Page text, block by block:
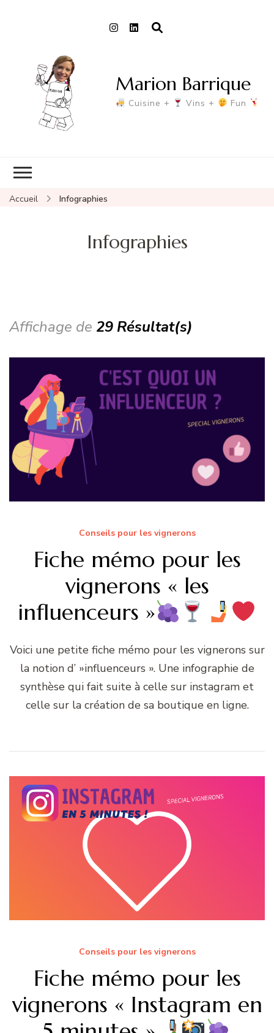
Marion Barrique
Cuisine + Vins + Fun
Accueil Infographies
Infographies
Affichage de 29 Résultat(s)
Conseils pour les vignerons
Fiche mémo pour les
vignerons « les
influenceurs »
Voici une petite fiche mémo pour les vignerons sur
la notion d’ »influenceurs ». Une infographie de
synthèse qui fait suite à celle sur instagram et
celle sur la création de sa boutique en ligne.
Conseils pour les vignerons
Fiche mémo pour les
vignerons « Instagram en